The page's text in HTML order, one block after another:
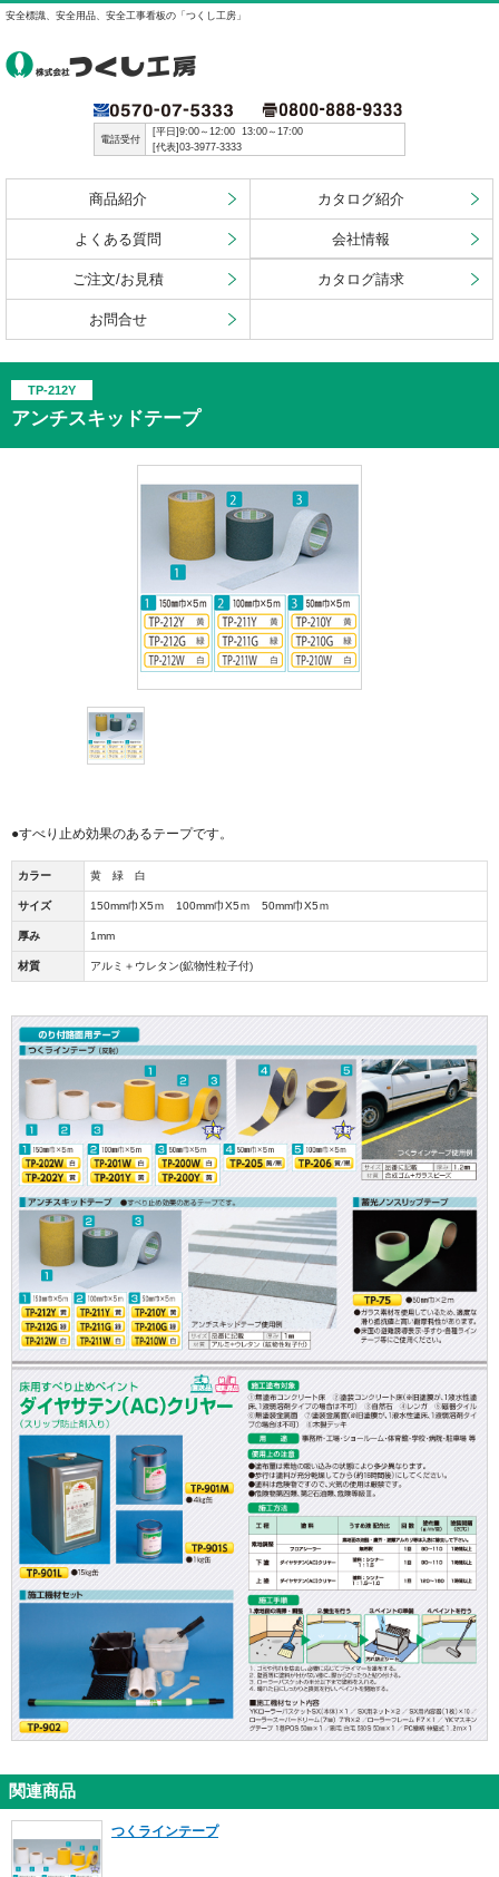
安全標識、安全用品、安全工事看板の「つくし工房」
電話受付
[平日]9:00～12:00 13:00～17:00
[代表]03-3977-3333
商品紹介 カタログ紹介
よくある質問 会社情報
ご注文/お見積 カタログ請求
お問合せ
TP-212Y
アンチスキッドテープ
●すべり止め効果のあるテープです。
カラー 黄 緑 白
サイズ 150mm巾X5ｍ 100mm巾X5ｍ 50mm巾X5ｍ
厚み 1mm
材質 アルミ＋ウレタン(鉱物性粒子付)
関連商品
つくラインテープ